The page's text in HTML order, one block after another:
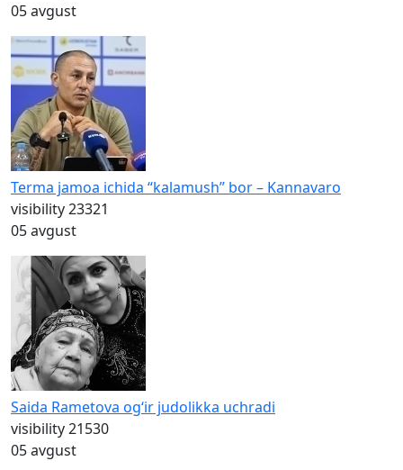
05 avgust
Terma jamoa ichida “kalamush” bor – Kannavaro
visibility23321
05 avgust
Saida Rametova og‘ir judolikka uchradi
visibility21530
05 avgust